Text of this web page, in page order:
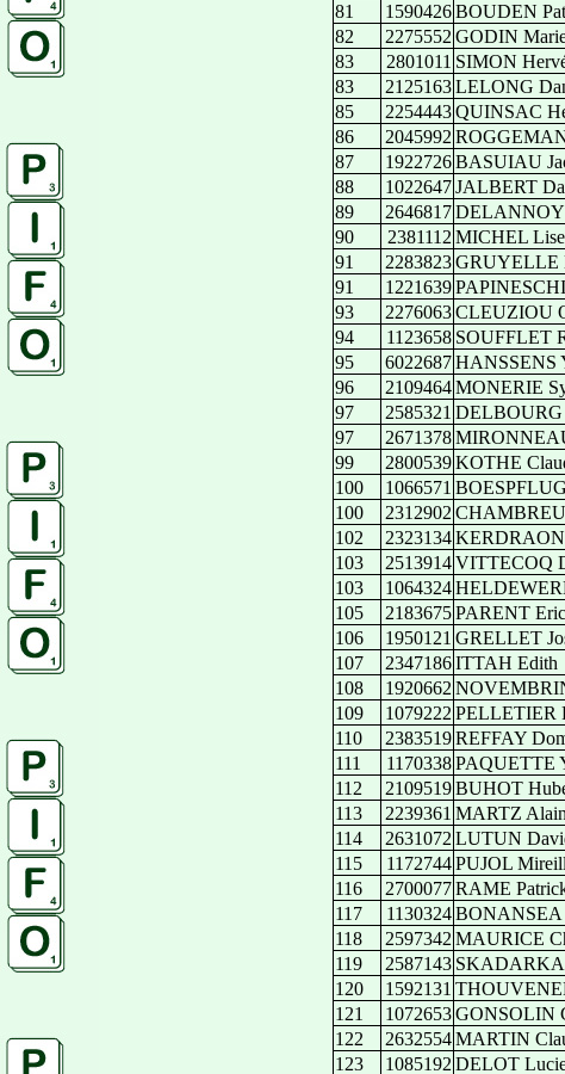
81
1590426BOUDEN
82
2275552 GODIN
83
2801011 SIMON
83
2125163LELONG
85
2254443QUINSAC
86
2045992
87
1922726BASUIAU
88
1022647JALBERT
89
2646817DELANNOY
90
2381112 MICHEL Lise
91
2283823GRUYELLE
91
1221639
93
2276063CLEUZIOU
94
1123658 SOUFFLET
95
6022687HANSSENS
96
2109464MONERIE
97
2585321 DELBOURG
97
2671378
99
2800539KOTHE
100
1066571
100
2312902
102
2323134KERDRAON
103
2513914VITTECOQ
103
1064324
105
2183675PARENT Eric
106
1950121 GRELLET
107
2347186ITTAH Edith
108
1920662
109
1079222 PELLETIER
110
2383519REFFAY
111
1170338PAQUETTE
112
2109519BUHOT
113
2239361 MARTZ Alain
114
2631072 LUTUN
115
1172744PUJOL
116
2700077RAME
117
1130324BONANSEA
118
2597342 MAURICE
119
2587143 SKADARKA
120
1592131
121
1072653GONSOLIN
122
2632554MARTIN
123
1085192 DELOT